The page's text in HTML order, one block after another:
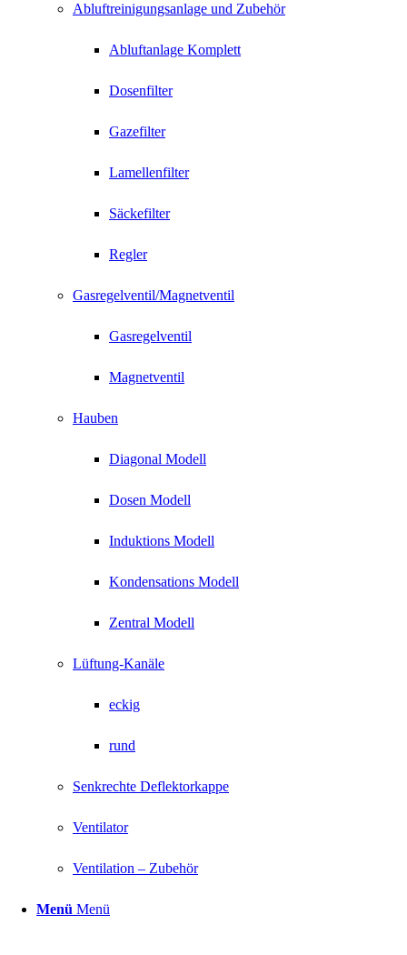
Abluftreinigungsanlage und Zubehör
Abluftanlage Komplett
Dosenfilter
Gazefilter
Lamellenfilter
Säckefilter
Regler
Gasregelventil/Magnetventil
Gasregelventil
Magnetventil
Hauben
Diagonal Modell
Dosen Modell
Induktions Modell
Kondensations Modell
Zentral Modell
Lüftung-Kanäle
eckig
rund
Senkrechte Deflektorkappe
Ventilator
Ventilation – Zubehör
Menü Menü